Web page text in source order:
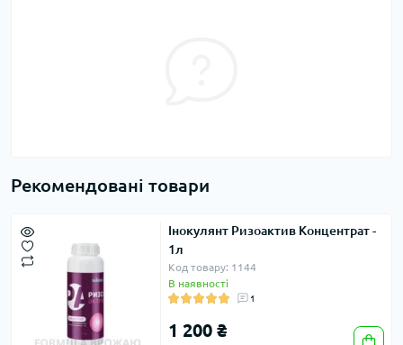
Рекомендовані товари
Інокулянт Ризоактив Концентрат -
1л
Код товару: 1144
В наявності
1
1 200 ₴